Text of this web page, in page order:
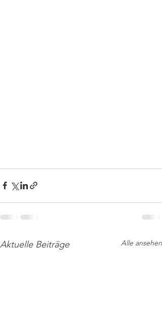
Aktuelle Beiträge Alle ansehen